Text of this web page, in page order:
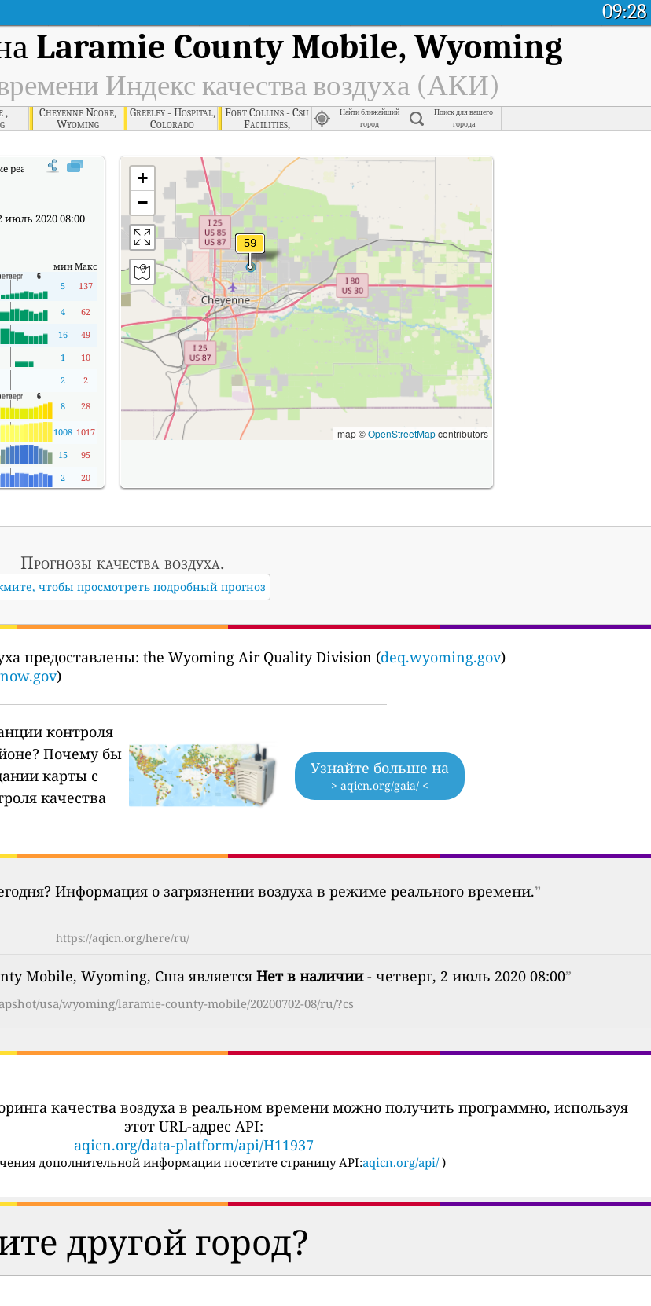
09:28
Laramie County Mobile, Wyoming
Индекс качества воздуха (АКИ)
,
Cheyenne Ncore,
Wyoming
Greeley - Hospital,
Colorado
Fort Collins - Csu
Facilities,
Colorado
Найти ближайший
город
Поиск для вашего
города
реального времени Индекс качества воздуха (АКИ).
июль 2020 08:00
минМакс
5 137
4
62
16
49
1
10
2 2
8 28
1008 1017
15
95
2 20
+
−
map ©OpenStreetMapcontributors
Прогнозы качества воздуха.
чтобы просмотреть подробный прогноз
предоставлены: the Wyoming Air Quality Division (deq.wyoming.gov)
)
контроля
Почему бы
карты с
качества
Узнайте больше на
> aqicn.org/gaia/ <
Информация о загрязнении воздуха в режиме реального времени.”
https://aqicn.org/here/ru/
Mobile, Wyoming, Сша является Нет в наличии- четверг, 2 июль 2020 08:00”
usa/wyoming/laramie-county-mobile/20200702-08/ru/?cs
качества воздуха в реальном времени можно получить программно, используя
этот URL-адрес API:
aqicn.org/data-platform/api/H11937
дополнительной информации посетите страницу API:aqicn.org/api/ )
другой город?